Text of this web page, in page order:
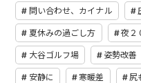
問い合わせ、カイナル
夏休みの過ごし方 夜２
大谷ゴルフ場 姿勢改善
安静に 寒暖差 尻